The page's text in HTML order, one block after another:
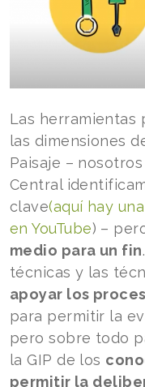
Las herramientas
las dimensiones
Paisaje –
Central
clave(aquí hay
en YouTube) –
medio para un fin
técnicas y las
apoyar los
para permitir la
pero sobre todo
la GIP de los
permitir la